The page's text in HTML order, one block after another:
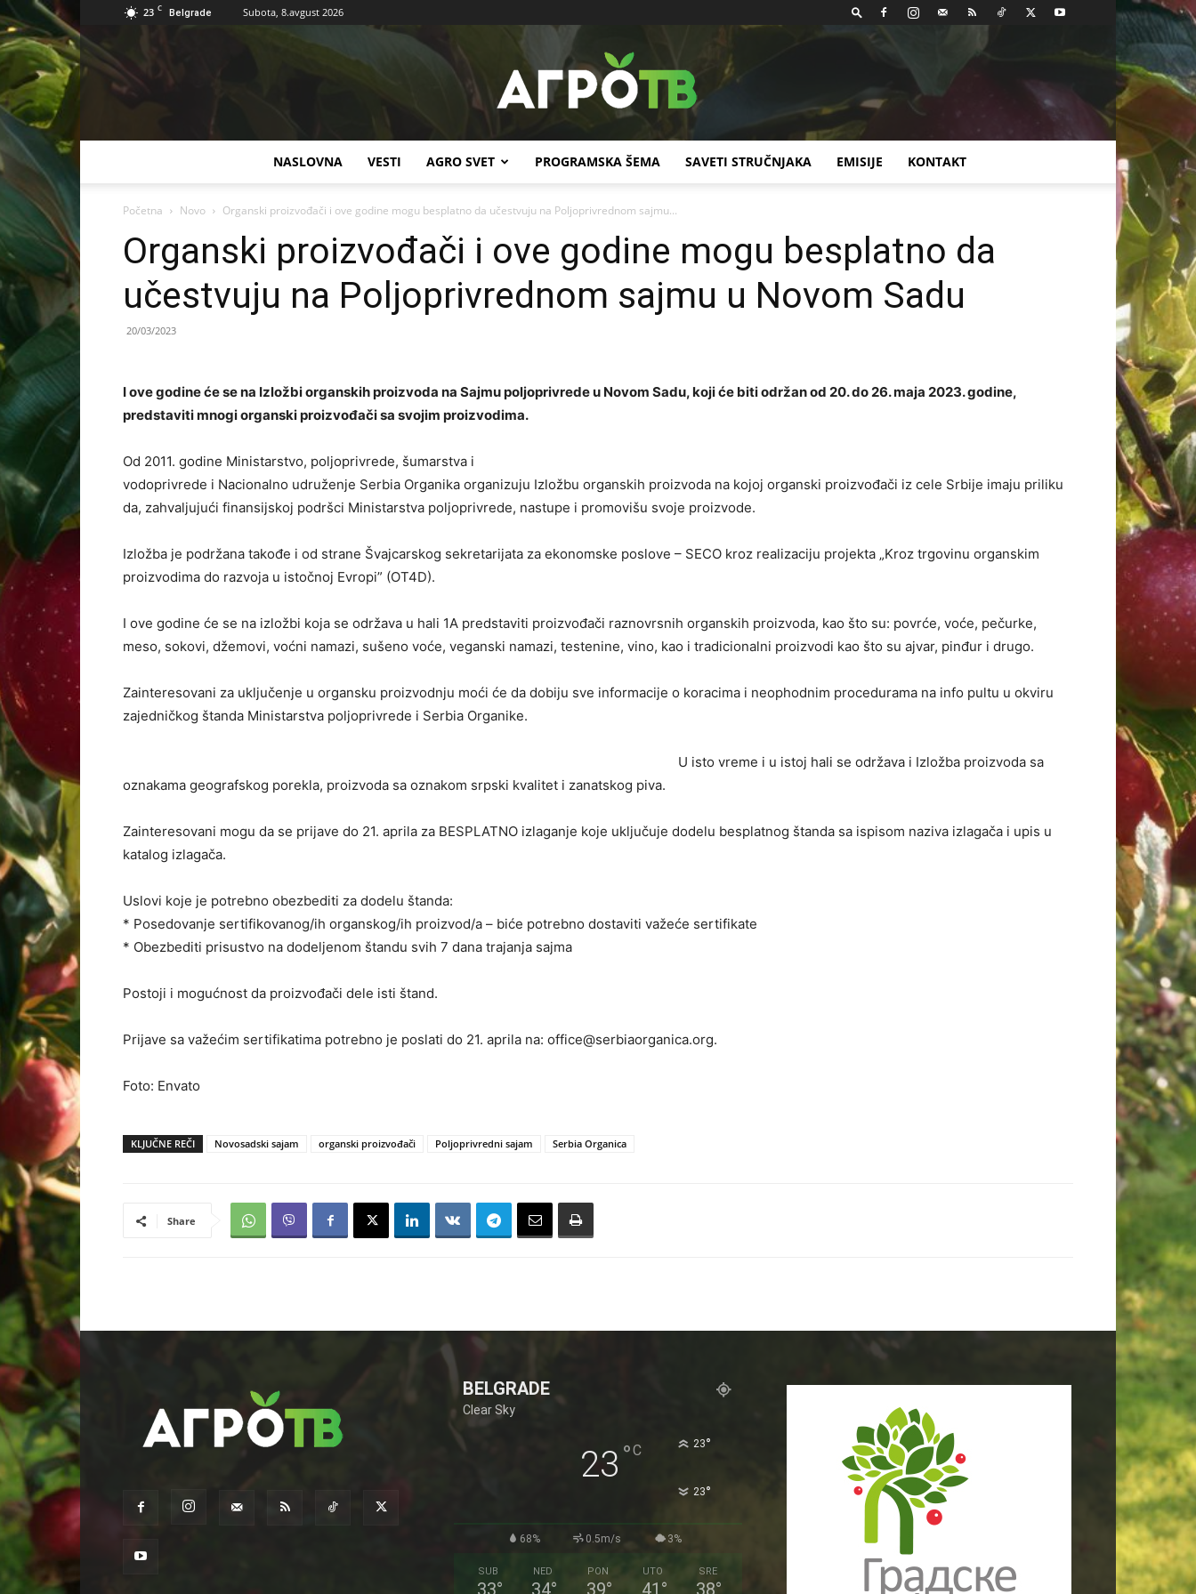
23 C Belgrade Subota, 8.avgust 2026
TV
NASLOVNA VESTI AGRO SVET PROGRAMSKA ŠEMA SAVETI STRUČNJAKA EMISIJE KONTAKT
Početna Novo Organski proizvođači i ove godine mogu besplatno da učestvuju na Poljoprivrednom sajmu...
Organski proizvođači i ove godine mogu besplatno da
učestvuju na Poljoprivrednom sajmu u Novom Sadu
20/03/2023
I ove godine će se na Izložbi organskih proizvoda na Sajmu poljoprivrede u Novom Sadu, koji će biti održan od 20. do 26. maja 2023. godine,
predstaviti mnogi organski proizvođači sa svojim proizvodima.
Od 2011. godine Ministarstvo, poljoprivrede, šumarstva i
vodoprivrede i Nacionalno udruženje Serbia Organika organizuju Izložbu organskih proizvoda na kojoj organski proizvođači iz cele Srbije imaju priliku
da, zahvaljujući finansijskoj podršci Ministarstva poljoprivrede, nastupe i promovišu svoje proizvode.
Izložba je podržana takođe i od strane Švajcarskog sekretarijata za ekonomske poslove – SECO kroz realizaciju projekta „Kroz trgovinu organskim
proizvodima do razvoja u istočnoj Evropi” (OT4D).
I ove godine će se na izložbi koja se održava u hali 1A predstaviti proizvođači raznovrsnih organskih proizvoda, kao što su: povrće, voće, pečurke,
meso, sokovi, džemovi, voćni namazi, sušeno voće, veganski namazi, testenine, vino, kao i tradicionalni proizvodi kao što su ajvar, pinđur i drugo.
Zainteresovani za uključenje u organsku proizvodnju moći će da dobiju sve informacije o koracima i neophodnim procedurama na info pultu u okviru
zajedničkog štanda Ministarstva poljoprivrede i Serbia Organike.
U isto vreme i u istoj hali se održava i Izložba proizvoda sa
oznakama geografskog porekla, proizvoda sa oznakom srpski kvalitet i zanatskog piva.
Zainteresovani mogu da se prijave do 21. aprila za BESPLATNO izlaganje koje uključuje dodelu besplatnog štanda sa ispisom naziva izlagača i upis u
katalog izlagača.
Uslovi koje je potrebno obezbediti za dodelu štanda:
* Posedovanje sertifikovanog/ih organskog/ih proizvod/a – biće potrebno dostaviti važeće sertifikate
* Obezbediti prisustvo na dodeljenom štandu svih 7 dana trajanja sajma
Postoji i mogućnost da proizvođači dele isti štand.
Prijave sa važećim sertifikatima potrebno je poslati do 21. aprila na: office@serbiaorganica.org.
Foto: Envato
KLJUČNE REČI Novosadski sajam organski proizvođači Poljoprivredni sajam Serbia Organica
Share
BELGRADE
Clear Sky
23 °C 23°
23°
68% 0.5m/s 3%
SUB
33°
NED
34°
PON
39°
UTO
41 °
SRE
38°